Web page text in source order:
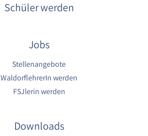
Schüler werden
Jobs
Stellenangebote
WaldorflehrerIn werden
FSJlerin werden
Downloads